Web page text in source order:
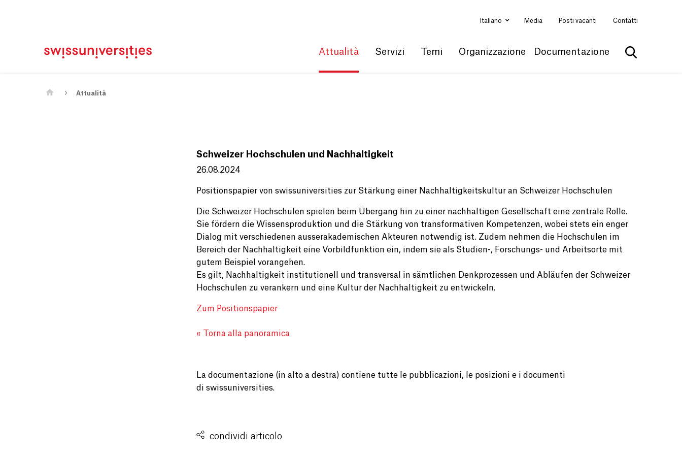
Mappa del sito
Italiano Media Posti vacanti Contatti
Attualità Servizi Temi Organizzazione Documentazione
Mostra la
Attualità
Schweizer Hochschulen und Nachhaltigkeit
26.08.2024
Positionspapier von swissuniversities zur Stärkung einer Nachhaltigkeitskultur an Schweizer Hochschulen
Die Schweizer Hochschulen spielen beim Übergang hin zu einer nachhaltigen Gesellschaft eine zentrale Rolle.
Sie fördern die Wissensproduktion und die Stärkung von transformativen Kompetenzen, wobei stets ein enger
Dialog mit verschiedenen ausserakademischen Akteuren notwendig ist. Zudem nehmen die Hochschulen im
Bereich der Nachhaltigkeit eine Vorbildfunktion ein, indem sie als Studien-, Forschungs- und Arbeitsorte mit
gutem Beispiel vorangehen.
Es gilt, Nachhaltigkeit institutionell und transversal in sämtlichen Denkprozessen und Abläufen der Schweizer
Hochschulen zu verankern und eine Kultur der Nachhaltigkeit zu entwickeln.
Zum Positionspapier
« Torna alla panoramica
La documentazione (in alto a destra) contiene tutte le pubblicazioni, le posizioni e i documenti
di swissuniversities.
condividi articolo